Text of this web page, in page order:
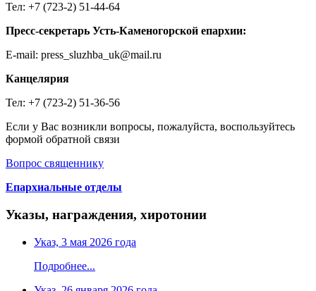
Тел: +7 (723-2) 51-44-64
Пресс-секретарь Усть-Каменогорской епархии:
E-mail: press_sluzhba_uk@mail.ru
Канцелярия
Тел: +7 (723-2) 51-36-56
Если у Вас возникли вопросы, пожалуйста, воспользуйтесь
формой обратной связи
Вопрос священнику
Епархиальные отделы
Указы, награждения, хиротонии
Указ, 3 мая 2026 года
Подробнее...